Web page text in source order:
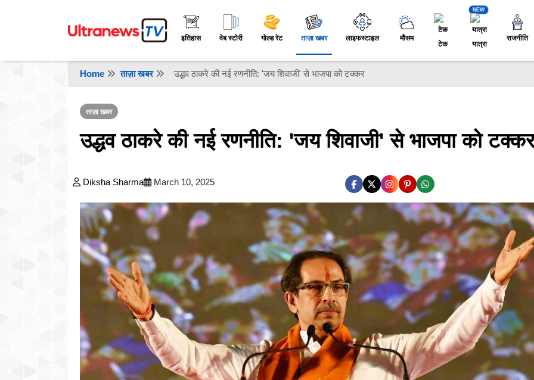
इतिहास वेब स्टोरी गोल्ड रेट ताज़ा खबर लाइफस्टाइल मौसम
टेक
NEW
यात्रा
राजनीति
Home ताज़ा खबर उद्धव ठाकरे की नई रणनीति: 'जय शिवाजी' से भाजपा को टक्कर
ताज़ा खबर
उद्धव ठाकरे की नई रणनीति: 'जय शिवाजी' से भाजपा को टक्कर
Diksha Sharma March 10, 2025